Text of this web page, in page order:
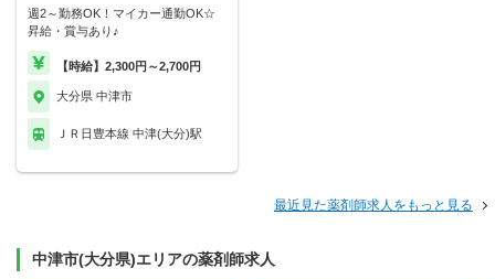
週2～勤務OK！マイカー通勤OK☆
昇給・賞与あり♪
【時給】2,300円～2,700円
大分県 中津市
ＪＲ日豊本線 中津(大分)駅
最近見た薬剤師求人をもっと見る
中津市(大分県)エリアの薬剤師求人